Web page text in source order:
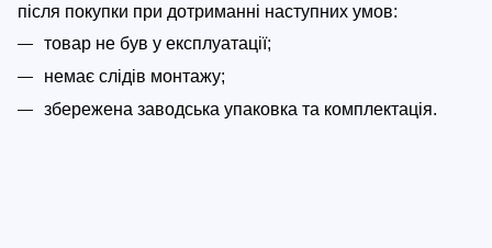
після покупки при дотриманні наступних умов:
товар не був у експлуатації;
немає слідів монтажу;
збережена заводська упаковка та комплектація.